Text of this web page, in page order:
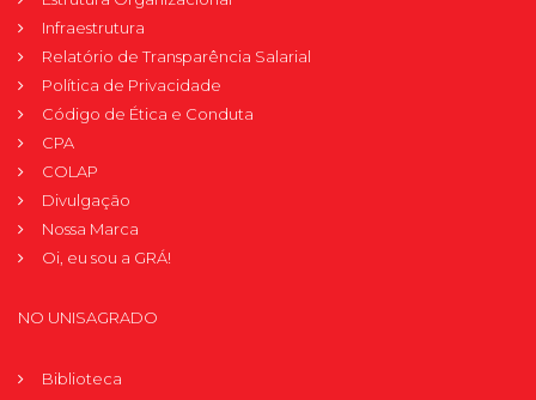
Infraestrutura
Relatório de Transparência Salarial
Política de Privacidade
Código de Ética e Conduta
CPA
COLAP
Divulgação
Nossa Marca
Oi, eu sou a GRÁ!
NO UNISAGRADO
Biblioteca